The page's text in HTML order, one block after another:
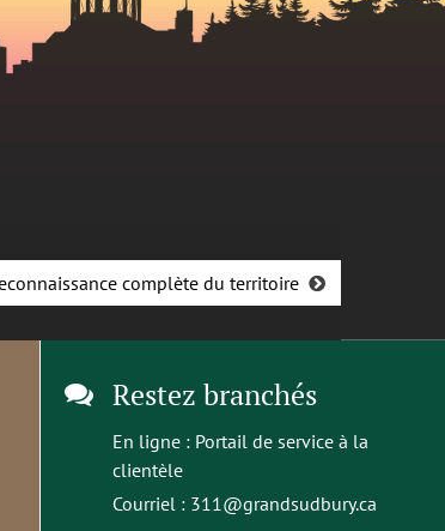
complète du territoire
Restez branchés
En ligne : Portail de service à la
clientèle
Courriel : 311@grandsudbury.ca